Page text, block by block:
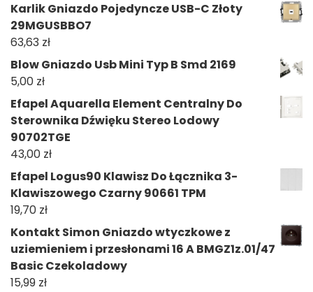
Karlik Gniazdo Pojedyncze USB-C Złoty
29MGUSBBO7
63,63 zł
Blow Gniazdo Usb Mini Typ B Smd 2169
5,00 zł
Efapel Aquarella Element Centralny Do
Sterownika Dźwięku Stereo Lodowy
90702TGE
43,00 zł
Efapel Logus90 Klawisz Do Łącznika 3-
Klawiszowego Czarny 90661 TPM
19,70 zł
Kontakt Simon Gniazdo wtyczkowe z
uziemieniem i przesłonami 16 A BMGZ1z.01/47
Basic Czekoladowy
15,99 zł